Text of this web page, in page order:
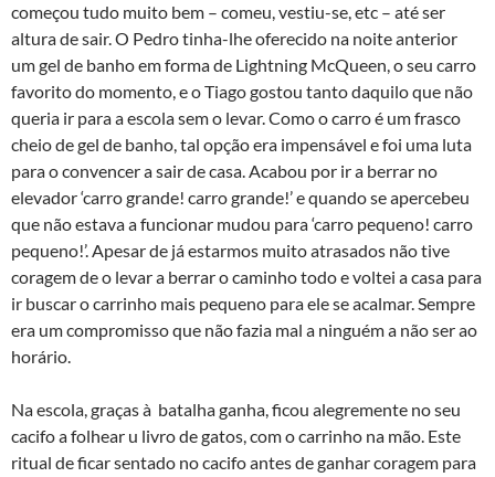
começou tudo muito bem – comeu, vestiu-se, etc – até ser
altura de sair. O Pedro tinha-lhe oferecido na noite anterior
um gel de banho em forma de Lightning McQueen, o seu carro
favorito do momento, e o Tiago gostou tanto daquilo que não
queria ir para a escola sem o levar. Como o carro é um frasco
cheio de gel de banho, tal opção era impensável e foi uma luta
para o convencer a sair de casa. Acabou por ir a berrar no
elevador ‘carro grande! carro grande!’ e quando se apercebeu
que não estava a funcionar mudou para ‘carro pequeno! carro
pequeno!’. Apesar de já estarmos muito atrasados não tive
coragem de o levar a berrar o caminho todo e voltei a casa para
ir buscar o carrinho mais pequeno para ele se acalmar. Sempre
era um compromisso que não fazia mal a ninguém a não ser ao
horário.
Na escola, graças à batalha ganha, ficou alegremente no seu
cacifo a folhear u livro de gatos, com o carrinho na mão. Este
ritual de ficar sentado no cacifo antes de ganhar coragem para